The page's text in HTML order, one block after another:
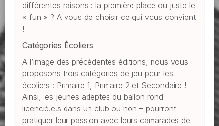
différentes raisons : la première place ou juste le
« fun » ? A vous de choisir ce qui vous convient
!
Catégories Écoliers
A l’image des précédentes éditions, nous vous
proposons trois catégories de jeu pour les
écoliers : Primaire 1, Primaire 2 et Secondaire !
Ainsi, les jeunes adeptes du ballon rond –
licencié.e.s dans un club ou non – pourront
pratiquer leur passion avec leurs camarades de